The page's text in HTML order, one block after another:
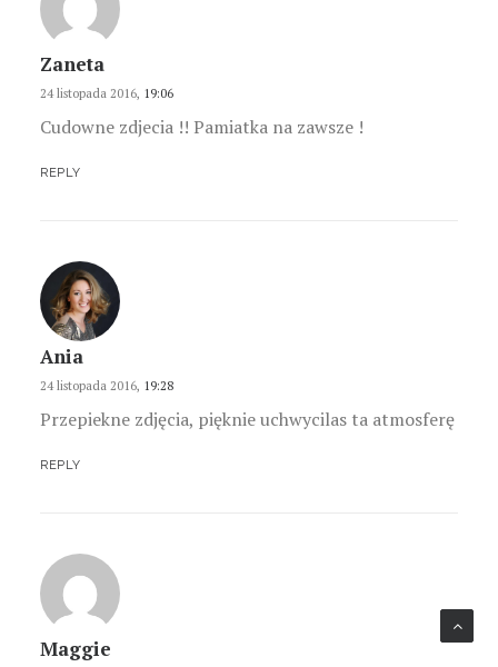
Zaneta
24 listopada 2016, 19:06
Cudowne zdjecia !! Pamiatka na zawsze !
REPLY
Ania
24 listopada 2016, 19:28
Przepiekne zdjęcia, pięknie uchwycilas ta atmosferę
REPLY
Maggie